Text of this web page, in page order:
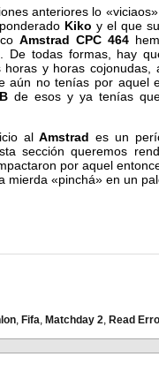
anteriores lo
Kiko y el que
Amstrad CPC 464
todas formas, hay
y horas
aún no tenías por aquel
de esos y ya tenías
alAmstrad es un
sección queremos
por aquel
mierda «pinchá» en un
, Fifa, Matchday 2, Read